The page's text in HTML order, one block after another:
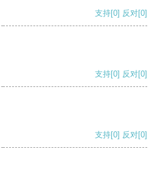
支持[0] 反对[0]
支持[0] 反对[0]
支持[0] 反对[0]